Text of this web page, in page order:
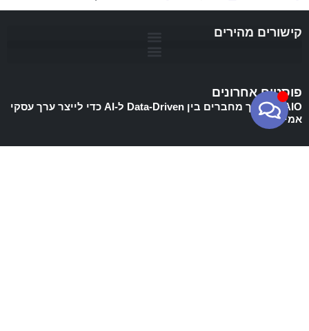
קישורים מהירים
פוסטים אחרונים
CDAIO: איך מחברים בין Data-Driven ל-AI כדי לייצר ערך עסקי
אמיתי